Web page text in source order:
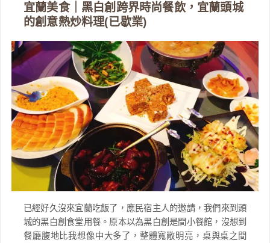
宜蘭美食｜黑白創跨界時尚餐飲，宜蘭頭城
的創意熱炒料理(已歇業)
已經好久沒來宜蘭吃飯了，應民宿主人的邀請，我們來到頭
城的黑白創食堂用餐。原本以為黑白創是間小餐館，沒想到
餐廳腹地比我想像中大多了，整體寬敞明亮，桌與桌之間